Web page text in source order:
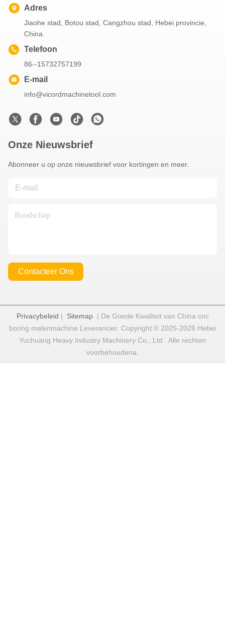
Adres
Jiaohe stad, Botou stad, Cangzhou stad, Hebei provincie,
China.
Telefoon
86--15732757199
E-mail
info@vicordmachinetool.com
Onze Nieuwsbrief
Abonneer u op onze nieuwsbrief voor kortingen en meer.
Contacteer Ons
Privacybeleid | Sitemap| De Goede Kwaliteit van China cnc
boring malenmachine Leverancier. Copyright © 2025-2026 Hebei
Yuchuang Heavy Industry Machinery Co., Ltd . Alle rechten
voorbehoudena.